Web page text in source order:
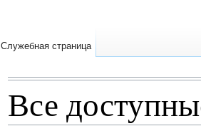
Все
Служебная страница